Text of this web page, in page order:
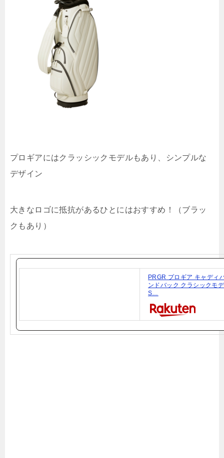
プロギアにはクラッシックモデルもあり、シンプルな
デザイン
大きなロゴに抵抗があるひとにはおすすめ！（ブラッ
クもあり）
PRGR プロギア キャディ
ンドバック クラシックモ
S…